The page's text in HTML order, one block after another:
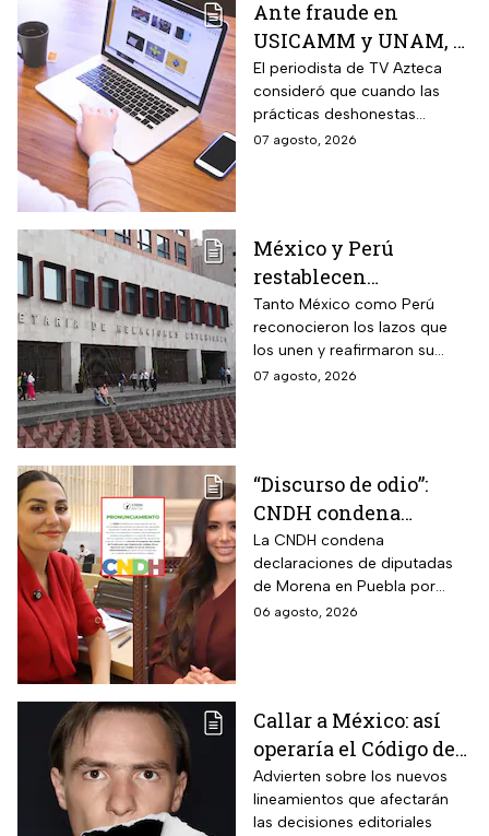
Ante fraude en
USICAMM y UNAM, el
reto es fortalecer una
cultura de la
honestidad: Otoniel
Martínez
El periodista de TV Azteca
consideró que cuando las
prácticas deshonestas
comienzas a repetirse en
07 agosto, 2026
México y Perú
restablecen
relaciones
diplomáticas después
de nueve meses
Tanto México como Perú
reconocieron los lazos que
los unen y reafirmaron su
respeto al derecho
07 agosto, 2026
“Discurso de odio”:
CNDH condena
expresiones de
diputadas de Morena
contra adultos
mayores
La CNDH condena
declaraciones de diputadas
de Morena en Puebla por
expresiones edadistas hacia
06 agosto, 2026
Callar a México: así
operaría el Código de
Ética y los defensores
de audiencias
Advierten sobre los nuevos
lineamientos que afectarán
las decisiones editoriales